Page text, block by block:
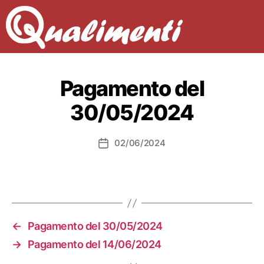
Pagamento del
30/05/2024
Data02/06/2024
←
Pagamento del 30/05/2024
→ Pagamento del 14/06/2024